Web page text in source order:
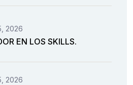
2026
EN LOS SKILLS.
2026